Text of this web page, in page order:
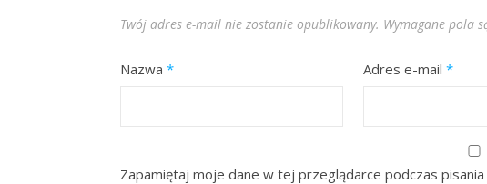
Twój adres e-mail nie zostanie opublikowany. Wymagane pola
Nazwa * Adres e-mail *
Zapamiętaj moje dane w tej przeglądarce podczas